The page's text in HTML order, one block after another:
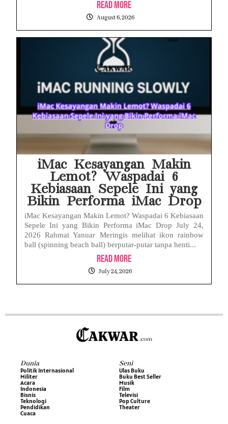
Read More
August 6, 2026
iMac Kesayangan Makin
Lemot? Waspadai 6
Kebiasaan Sepele Ini yang
Bikin Performa iMac Drop
iMac Kesayangan Makin Lemot? Waspadai 6 Kebiasaan
Sepele Ini yang Bikin Performa iMac Drop July 24,
2026 Rahmat Yanuar Meringis melihat ikon rainbow
ball (spinning beach ball) berputar-putar tanpa henti...
Read More
July 24, 2026
Dunia
Politik Internasional
Militer
Acara
Indonesia
Bisnis
Teknologi
Pendidikan
Cuaca
Seni
Ulas Buku
Buku Best Seller
Musik
Film
Televisi
Pop Culture
Theater